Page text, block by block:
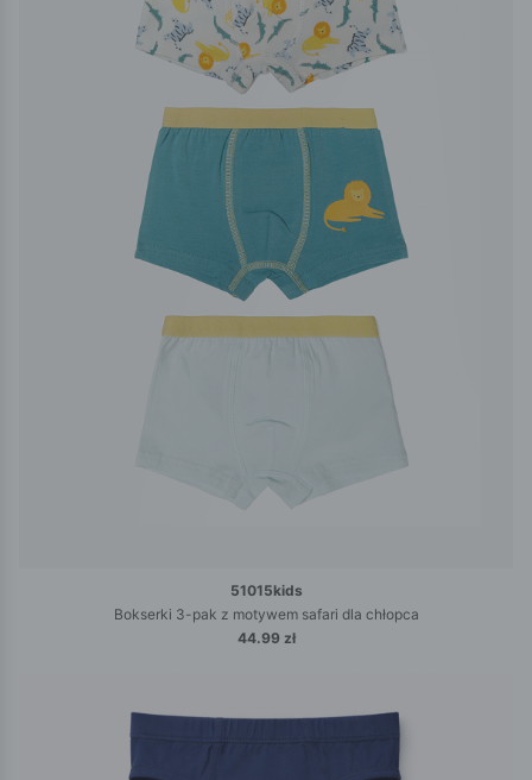
51015kids
Bokserki 3-pak z motywem safari dla chłopca
44.99 zł